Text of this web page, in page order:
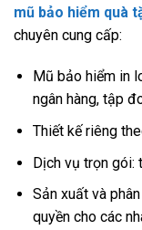
mũ bảo hiểm quà
chuyên cung cấp:
Mũ bảo hiểm in
ngân hàng, tập
Thiết kế riêng
Dịch vụ trọn gói:
Sản xuất và
quyền cho các